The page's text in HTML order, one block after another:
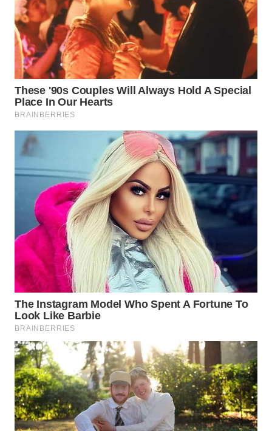
WN
DEPOK
WN
UTARA
WN
SAMOSIR
WN
PADANG
LAWAS
WN
SUMEDANG
WN
CIANJUR
WN
KEPULAUAN
SERIBU
WN
TANGERANG
WN